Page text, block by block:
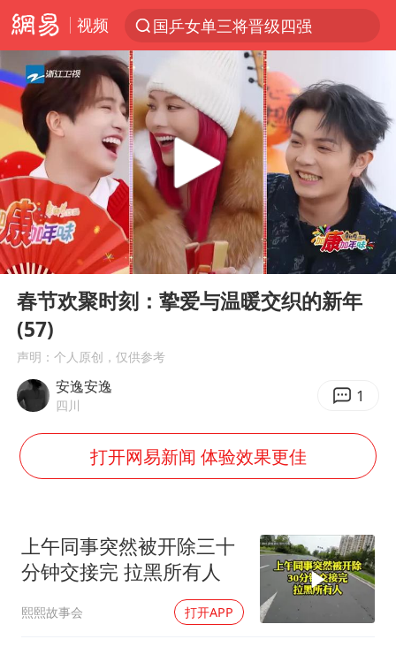
视频
国乒女单三将晋级四强
光影经济撬动暑期消费新蓝海
马克·艾伦退出斯诺克中国公开赛
新疆优化调整景区内自驾服务费
上四休三，但降薪1000元，你接受吗？
夏日经济乘“热”而上 消费市场向“新”而行
情侣平潭拍日出坠崖1死1伤
白海豚将正面袭击贯穿浙江
央视新主播李秋莹孙亚鹏亮相
黄金牛市回来了吗
酒店花洒现排泄物住客索赔遭拒
杭州全市有序停课
全民健身事业高质量发展
台当局重金为“台独”织“皇帝新衣”
Play
00:00 01:12
春节欢聚时刻：挚爱与温暖交织的新年
(57)
声明：个人原创，仅供参考
安逸安逸
四川 1
打开网易新闻 体验效果更佳
上午同事突然被开除三十
分钟交接完 拉黑所有人
熙熙故事会 打开APP